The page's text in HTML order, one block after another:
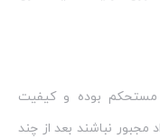
مستحکم بوده و کیفیت
نباشند بعد از چند